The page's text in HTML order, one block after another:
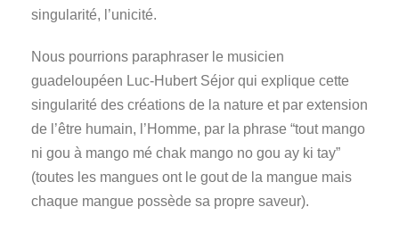
singularité, l’unicité.
Nous pourrions paraphraser le musicien
guadeloupéen Luc-Hubert Séjor qui explique cette
singularité des créations de la nature et par extension
de l’être humain, l’Homme, par la phrase “tout mango
ni gou à mango mé chak mango no gou ay ki tay”
(toutes les mangues ont le gout de la mangue mais
chaque mangue possède sa propre saveur).